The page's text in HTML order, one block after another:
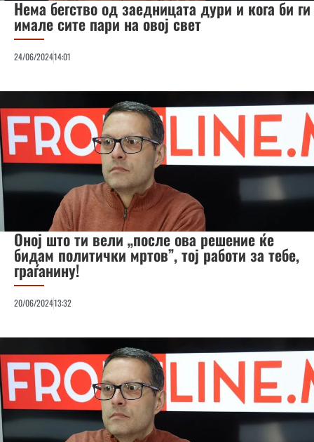
Нема бегство од заедницата дури и кога би ги
имале сите пари на овој свет
24/06/202414:01
Оној што ти вели „после ова решение ќе
бидам политички мртов”, тој работи за тебе,
граѓанину!
20/06/202413:32